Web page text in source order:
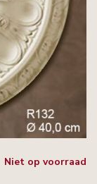
Niet op voorraad